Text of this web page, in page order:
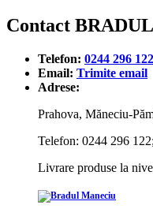
Contact
Telefon: 0244 296 122
Email: Trimite email
Adrese:
Prahova, Măneciu-
Telefon: 0244 296
Livrare produse la